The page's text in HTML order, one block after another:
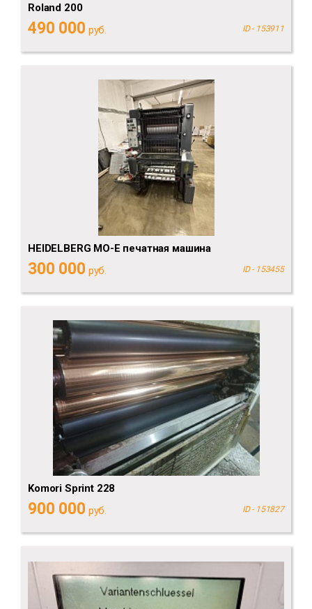
Roland 200
490 000 руб. ID - 153911
HEIDELBERG MO-E печатная машина
300 000 руб. ID - 153455
Komori Sprint 228
900 000 руб. ID - 151827